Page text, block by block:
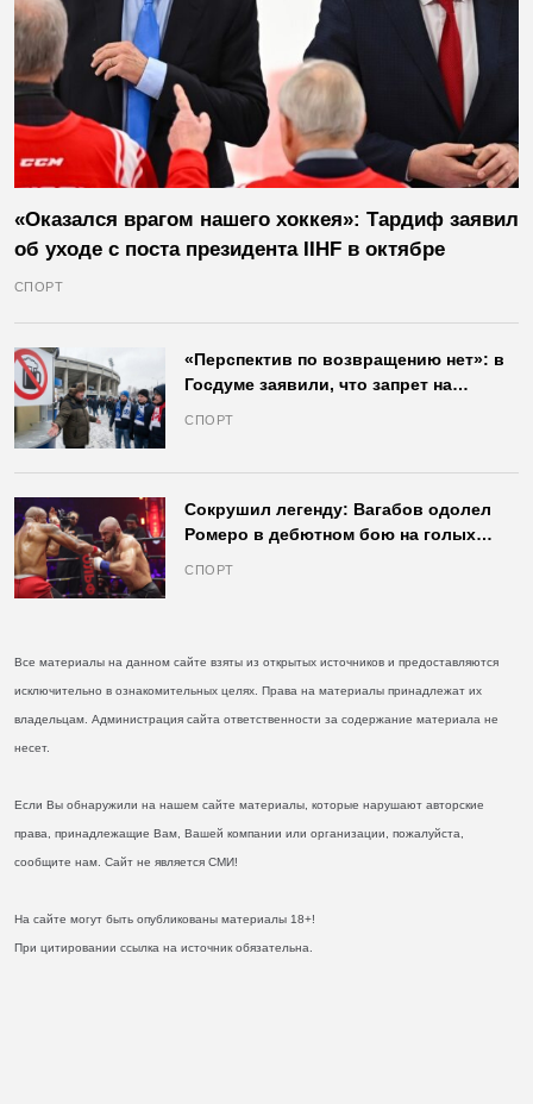
«Оказался врагом нашего хоккея»: Тардиф заявил
об уходе с поста президента IIHF в октябре
СПОРТ
«Перспектив по возвращению нет»: в
Госдуме заявили, что запрет на
СПОРТ
Сокрушил легенду: Вагабов одолел
Ромеро в дебютном бою на голых
СПОРТ
Все материалы на данном сайте взяты из открытых источников и предоставляются
исключительно в ознакомительных целях. Права на материалы принадлежат их
владельцам. Администрация сайта ответственности за содержание материала не
несет.
Если Вы обнаружили на нашем сайте материалы, которые нарушают авторские
права, принадлежащие Вам, Вашей компании или организации, пожалуйста,
сообщите нам. Сайт не является СМИ!
На сайте могут быть опубликованы материалы 18+!
При цитировании ссылка на источник обязательна.